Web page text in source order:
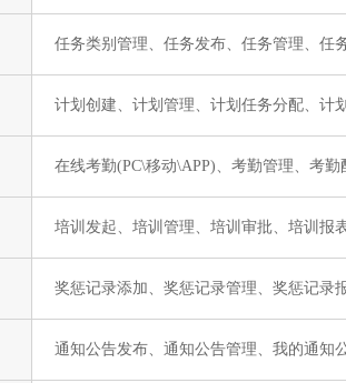
任务类别管理、任务发布、任务管理、任
计划创建、计划管理、计划任务分配、计
在线考勤(PC\移动\APP)、考勤管理、考
培训发起、培训管理、培训审批、培训报
奖惩记录添加、奖惩记录管理、奖惩记录
通知公告发布、通知公告管理、我的通知